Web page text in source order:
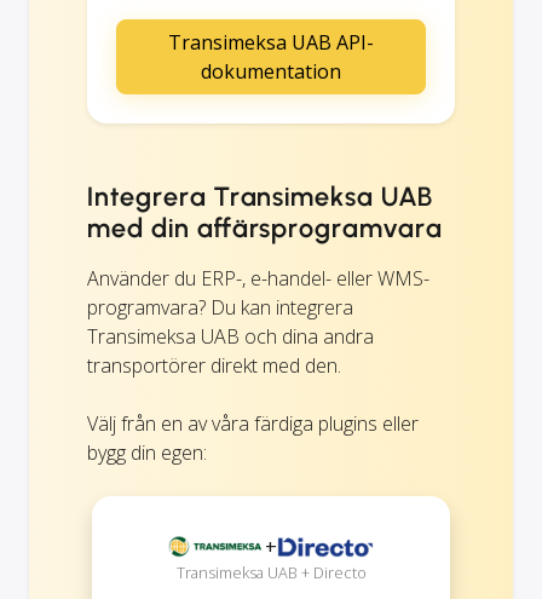
Transimeksa UAB API-
dokumentation
Integrera Transimeksa UAB
med din affärsprogramvara
Använder du ERP-, e-handel- eller WMS-
programvara? Du kan integrera
Transimeksa UAB och dina andra
transportörer direkt med den.
Välj från en av våra färdiga plugins eller
bygg din egen:
+
Transimeksa UAB + Directo